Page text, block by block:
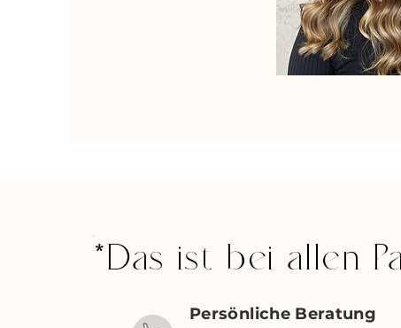
*Das ist bei allen
Persönliche Beratung